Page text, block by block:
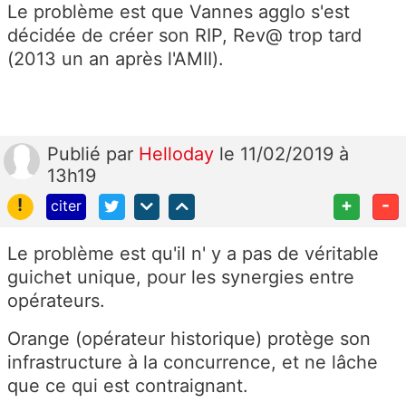
Le problème est que Vannes agglo s'est
décidée de créer son RIP, Rev@ trop tard
(2013 un an après l'AMII).
Publié par Helloday le 11/02/2019 à
13h19
!
citer + -
Le problème est qu'il n' y a pas de véritable
guichet unique, pour les synergies entre
opérateurs.
Orange (opérateur historique) protège son
infrastructure à la concurrence, et ne lâche
que ce qui est contraignant.